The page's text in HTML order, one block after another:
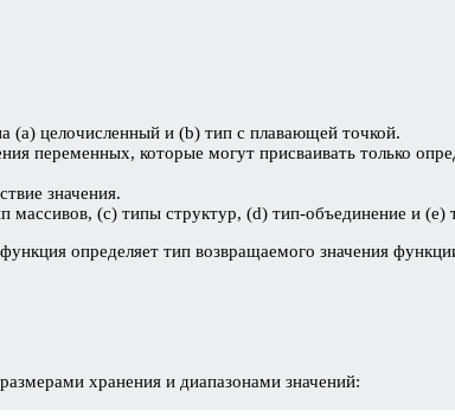
(a) целочисленный и (b) тип с плавающей точкой.
переменных, которые могут присваивать только
значения.
массивов, (с) типы структур, (d) тип-объединение и (e)
определяет тип возвращаемого значения
хранения и диапазонами значений: